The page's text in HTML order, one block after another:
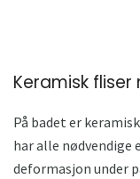
Keramisk
På badet er
har alle
deformasjon under